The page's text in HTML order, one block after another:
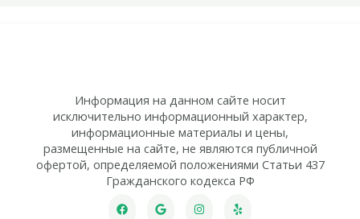
Информация на данном сайте носит
исключительно информационный характер,
информационные материалы и цены,
размещенные на сайте, не являются публичной
офертой, определяемой положениями Статьи 437
Гражданского кодекса РФ